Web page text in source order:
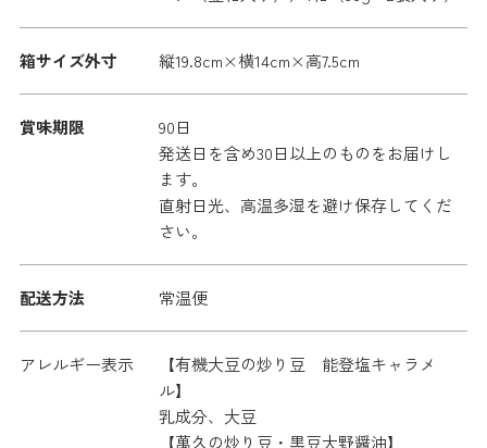
箱サイズ外寸 縦19.8cm×横14cm×高7.5cm
賞味期限
90日
発送日を含め30日以上のものをお届けし
ます。
直射日光、高温多湿を避け保存してくだ
さい。
配送方法 常温便
アレルギー表示
【有機大豆の炒り豆 能登塩キャラメ
ル】
乳成分、大豆
【萬久の炒り豆・黒豆大野醤油】